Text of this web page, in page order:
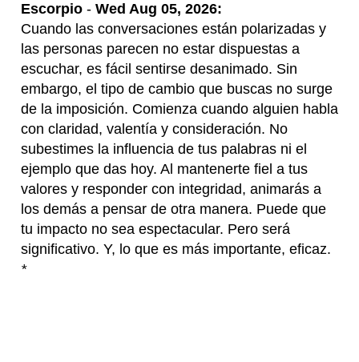
Escorpio - Wed Aug 05, 2026:
Cuando las conversaciones están polarizadas y
las personas parecen no estar dispuestas a
escuchar, es fácil sentirse desanimado. Sin
embargo, el tipo de cambio que buscas no surge
de la imposición. Comienza cuando alguien habla
con claridad, valentía y consideración. No
subestimes la influencia de tus palabras ni el
ejemplo que das hoy. Al mantenerte fiel a tus
valores y responder con integridad, animarás a
los demás a pensar de otra manera. Puede que
tu impacto no sea espectacular. Pero será
significativo. Y, lo que es más importante, eficaz.
*